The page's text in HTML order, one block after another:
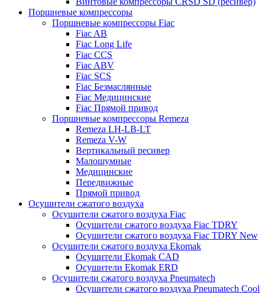
Поршневые компрессоры
Поршневые компрессоры Fiac
Fiac AB
Fiac Long Life
Fiac CCS
Fiac ABV
Fiac SCS
Fiac Безмаслянные
Fiac Медицинские
Fiac Прямой привод
Поршневые компрессоры Remeza
Remeza LH-LB-LT
Remeza V-W
Вертикальный ресивер
Малошумные
Медицинские
Передвижные
Прямой привод
Осушители сжатого воздуха
Осушители сжатого воздуха Fiac
Осушители сжатого воздуха Fiac TDRY
Осушители сжатого воздуха Fiac TDRY New
Осушители сжатого воздуха Ekomak
Осушители Ekomak CAD
Осушители Ekomak ERD
Осушители сжатого воздуха Pneumatech
Осушители сжатого воздуха Pneumatech Cool